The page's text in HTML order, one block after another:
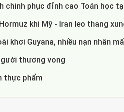
chinh phục đỉnh cao Toán học
khi Mỹ - Iran leo thang
khơi Guyana, nhiều nạn nhân
thương vong
thực phẩm